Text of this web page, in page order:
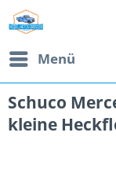
Menü
Schuco
kleine